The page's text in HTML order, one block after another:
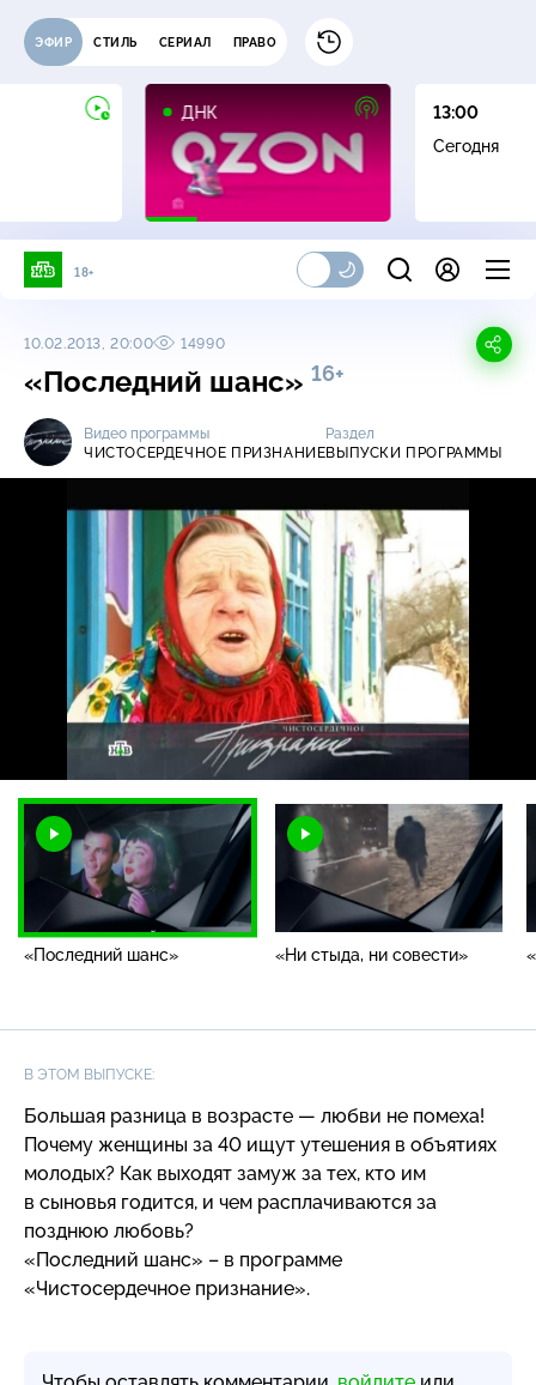
ЭФИР СТИЛЬ СЕРИАЛ ПРАВО
ДНК
13:00
Сегодня
18+
10.02.2013, 20:00 14990
«Последний шанс» 16+
Видео программы
ЧИСТОСЕРДЕЧНОЕ ПРИЗНАНИЕ
Раздел
ВЫПУСКИ ПРОГРАММЫ
/
«Последний шанс» «Ни стыда, ни совести»
В ЭТОМ ВЫПУСКЕ:
Большая разница в возрасте — любви не помеха!
Почему женщины за 40 ищут утешения в объятиях
молодых? Как выходят замуж за тех, кто им
в сыновья годится, и чем расплачиваются за
позднюю любовь?
«Последний шанс» – в программе
«Чистосердечное признание».